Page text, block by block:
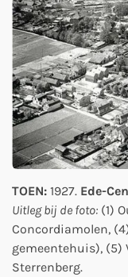
TOEN: 1927. Ede-
Uitleg bij de foto: (1)
Concordiamolen,
gemeentehuis), (5)
Sterrenberg.